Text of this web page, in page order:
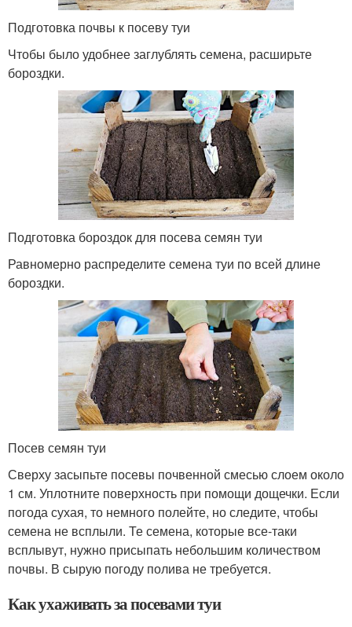
Подготовка почвы к посеву туи
Чтобы было удобнее заглублять семена, расширьте
бороздки.
Подготовка бороздок для посева семян туи
Равномерно распределите семена туи по всей длине
бороздки.
Посев семян туи
Сверху засыпьте посевы почвенной смесью слоем около
1 см. Уплотните поверхность при помощи дощечки. Если
погода сухая, то немного полейте, но следите, чтобы
семена не всплыли. Те семена, которые все-таки
всплывут, нужно присыпать небольшим количеством
почвы. В сырую погоду полива не требуется.
Как ухаживать за посевами туи